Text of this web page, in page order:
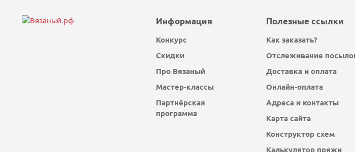
Информация
Конкурс
Скидки
Про Вязаный
Мастер-классы
Партнёрская
программа
Полезные ссылки
Как заказать?
Отслеживание
Доставка и оплата
Онлайн-оплата
Адреса и контакты
Карта сайта
Конструктор схем
Калькулятор пряжи